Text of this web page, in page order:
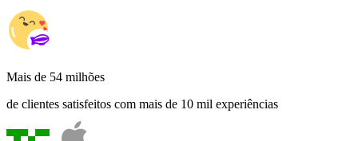
Mais de 54 milhões
de clientes satisfeitos com mais de 10 mil experiências